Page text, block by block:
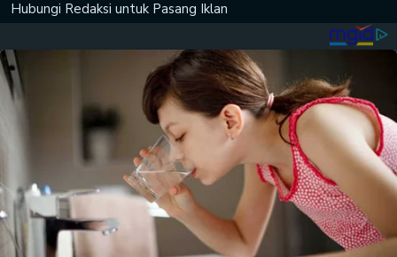
Hubungi Redaksi untuk Pasang Iklan